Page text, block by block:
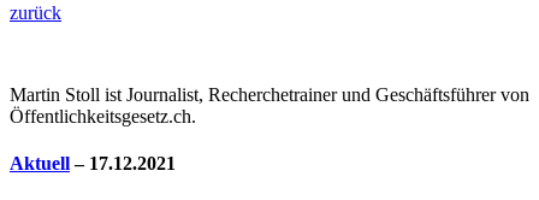
zurück
Martin Stoll ist Journalist, Recherchetrainer und Geschäftsführer von
Öffentlichkeitsgesetz.ch.
Aktuell– 17.12.2021